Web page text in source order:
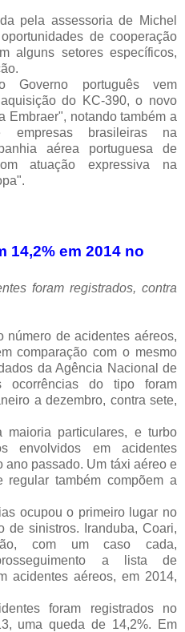
pela assessoria de Michel
de cooperação
alguns setores específicos,
português vem
do KC-390, o novo
Embraer", notando também a
empresas brasileiras na
aérea portuguesa de
atuação expressiva na
14,2% em 2014 no
foram registrados, contra
número de acidentes aéreos,
comparação com o mesmo
da Agência Nacional de
ocorrências do tipo foram
a dezembro, contra sete,
maioria particulares, e turbo
envolvidos em acidentes
ano passado. Um táxi aéreo e
regular também compõem a
ocupou o primeiro lugar no
de sinistros. Iranduba, Coari,
com um caso cada,
a lista de
acidentes aéreos, em 2014,
foram registrados no
uma queda de 14,2%. Em